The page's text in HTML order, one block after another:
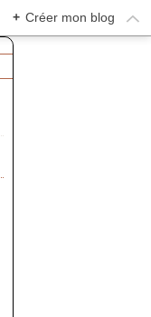
+ Créer mon blog